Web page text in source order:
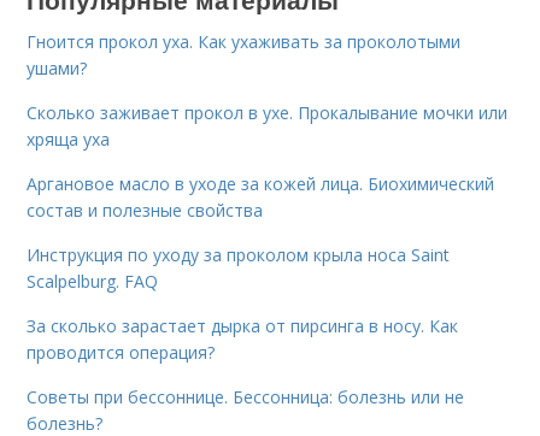
Гноится прокол уха. Как ухаживать за проколотыми
ушами?
Сколько заживает прокол в ухе. Прокалывание мочки или
хряща уха
Аргановое масло в уходе за кожей лица. Биохимический
состав и полезные свойства
Инструкция по уходу за проколом крыла носа Saint
Scalpelburg. FAQ
За сколько зарастает дырка от пирсинга в носу. Как
проводится операция?
Советы при бессоннице. Бессонница: болезнь или не
болезнь?